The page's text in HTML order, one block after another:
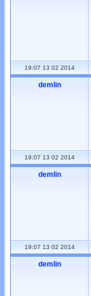
19:07 13 02 2014
demlin
19:07 13 02 2014
demlin
19:07 13 02 2014
demlin